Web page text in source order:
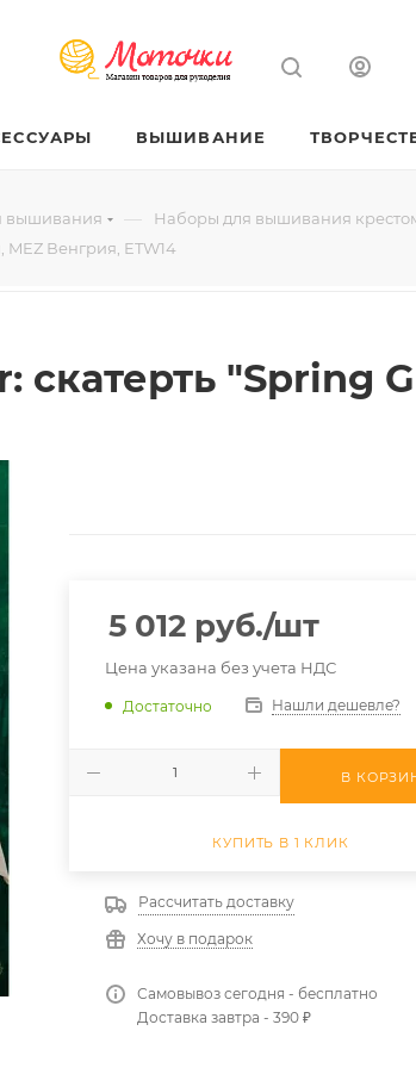
ВЫШИВАНИЕ
вышивания —
Наборы для вышивания
Венгрия, ETW14
"Spring
5 012 руб./шт
Цена указана без учета НДС
Достаточно Нашли дешевле?
В
КУПИТЬ В 1 КЛИК
Рассчитать доставку
Хочу в подарок
Самовывоз сегодня - бесплатно
Доставка завтра - 390 ₽